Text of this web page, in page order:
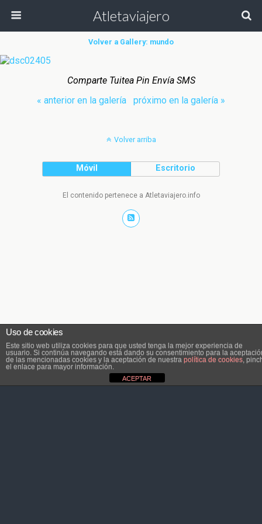
Atletaviajero
Volver a Gallery: mundo
Comparte Tuitea Pin Envía SMS
« anterior en la galería
próximo en la galería »
Volver arriba
Móvil Escritorio
El contenido pertenece a Atletaviajero.info
Uso de cookies
Este sitio web utiliza cookies para que usted tenga la mejor experiencia de
usuario. Si continúa navegando está dando su consentimiento para la
de las mencionadas cookies y la aceptación de nuestra política de cookies,
el enlace para mayor información.
ACEPTAR